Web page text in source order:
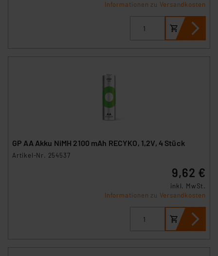
Informationen zu Versandkosten
GP AA Akku NiMH 2100 mAh RECYKO, 1,2V, 4 Stück
Artikel-Nr. 254537
9,62 €
inkl. MwSt.
Informationen zu Versandkosten